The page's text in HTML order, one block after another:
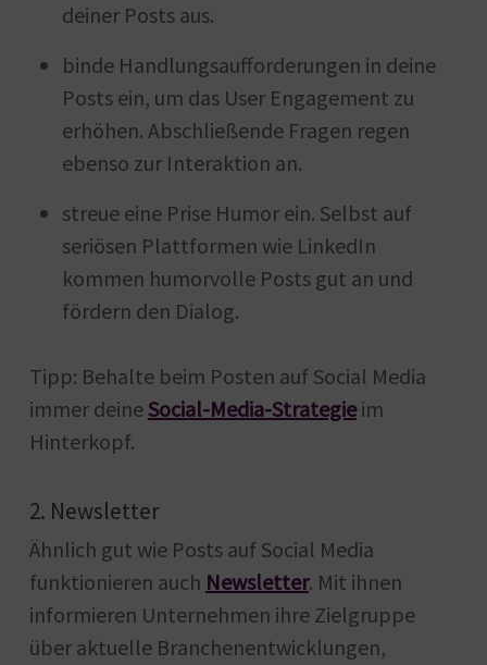
deiner Posts aus.
binde Handlungsaufforderungen in deine
Posts ein, um das User Engagement zu
erhöhen. Abschließende Fragen regen
ebenso zur Interaktion an.
streue eine Prise Humor ein. Selbst auf
seriösen Plattformen wie LinkedIn
kommen humorvolle Posts gut an und
fördern den Dialog.
Tipp: Behalte beim Posten auf Social Media
immer deineSocial-Media-Strategieim
Hinterkopf.
2. Newsletter
Ähnlich gut wie Posts auf Social Media
funktionieren auch Newsletter. Mit ihnen
informieren Unternehmen ihre Zielgruppe
über aktuelle Branchenentwicklungen,